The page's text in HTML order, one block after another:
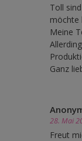
Toll
möchte
Meine
Ganz
28. Mai
Freut